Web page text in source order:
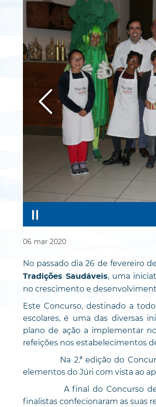
06 mar 2020
No passado dia 26 de fevereiro
Tradições Saudáveis, uma
no crescimento e
Este Concurso, destinado a
escolares, é uma das diversas
plano de ação a implementar
refeições nos estabelecimentos
Na 2.ª edição do Concurso,
elementos do Júri com vista ao
A final do Concurso
finalistas confecionaram as suas